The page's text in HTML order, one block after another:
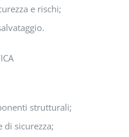
e rischi;
strutturali;
di sicurezza;